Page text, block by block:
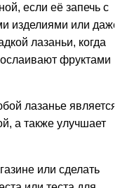
если её запечь с
изделиями или даже
лазаньи, когда
фруктами
лазанье является
а также улучшает
или сделать